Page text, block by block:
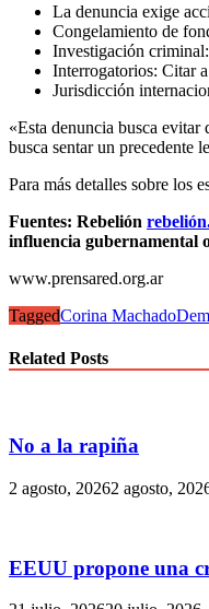
La denuncia exige
Congelamiento de
Investigación
Interrogatorios: Citar
Jurisdicción
«Esta denuncia busca evitar
busca sentar un precedente
Para más detalles sobre los
Fuentes: Rebelión
influencia gubernamental
www.prensared.org.ar
TaggedCorina Machado
Related Posts
No a la rapiña
2 agosto, 20262 agosto,
EEUU propone una